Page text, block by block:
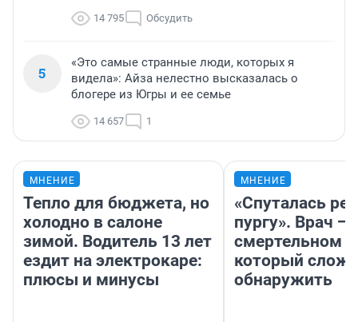
14 795 Обсудить
5
«Это самые странные люди, которых я
видела»: Айза нелестно высказалась о
блогере из Югры и ее семье
14 657 1
МНЕНИЕ
Тепло для бюджета, но
холодно в салоне
зимой. Водитель 13 лет
ездит на электрокаре:
плюсы и минусы
МНЕНИЕ
«Спуталась
пургу». Врач —
смертельном
который
обнаружить